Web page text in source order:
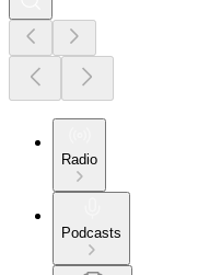
Radio
Podcasts